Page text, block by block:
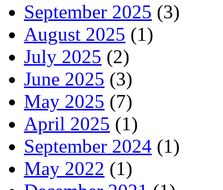
September 2025 (3)
August 2025 (1)
July 2025 (2)
June 2025 (3)
May 2025 (7)
April 2025 (1)
September 2024 (1)
May 2022 (1)